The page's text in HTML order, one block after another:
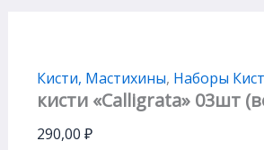
Кисти, Мастихины, Наборы
кисти «Calligrata» 03шт
290,00 ₽